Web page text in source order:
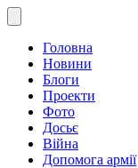
Головна
Новини
Блоги
Проекти
Фото
Досьє
Війна
Допомога армії